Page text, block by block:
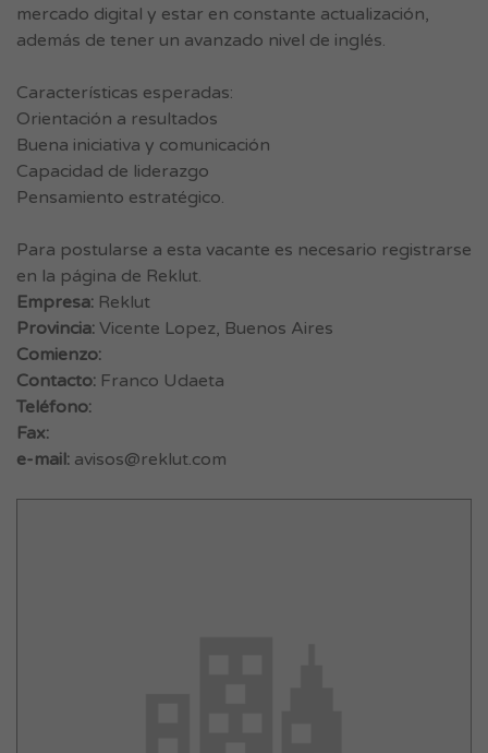
mercado digital y estar en constante actualización,
además de tener un avanzado nivel de inglés.
Características esperadas:
Orientación a resultados
Buena iniciativa y comunicación
Capacidad de liderazgo
Pensamiento estratégico.
Para postularse a esta vacante es necesario registrarse
en la página de Reklut.
Empresa: Reklut
Provincia: Vicente Lopez, Buenos Aires
Comienzo:
Contacto: Franco Udaeta
Teléfono:
Fax:
e-mail: avisos@reklut.com